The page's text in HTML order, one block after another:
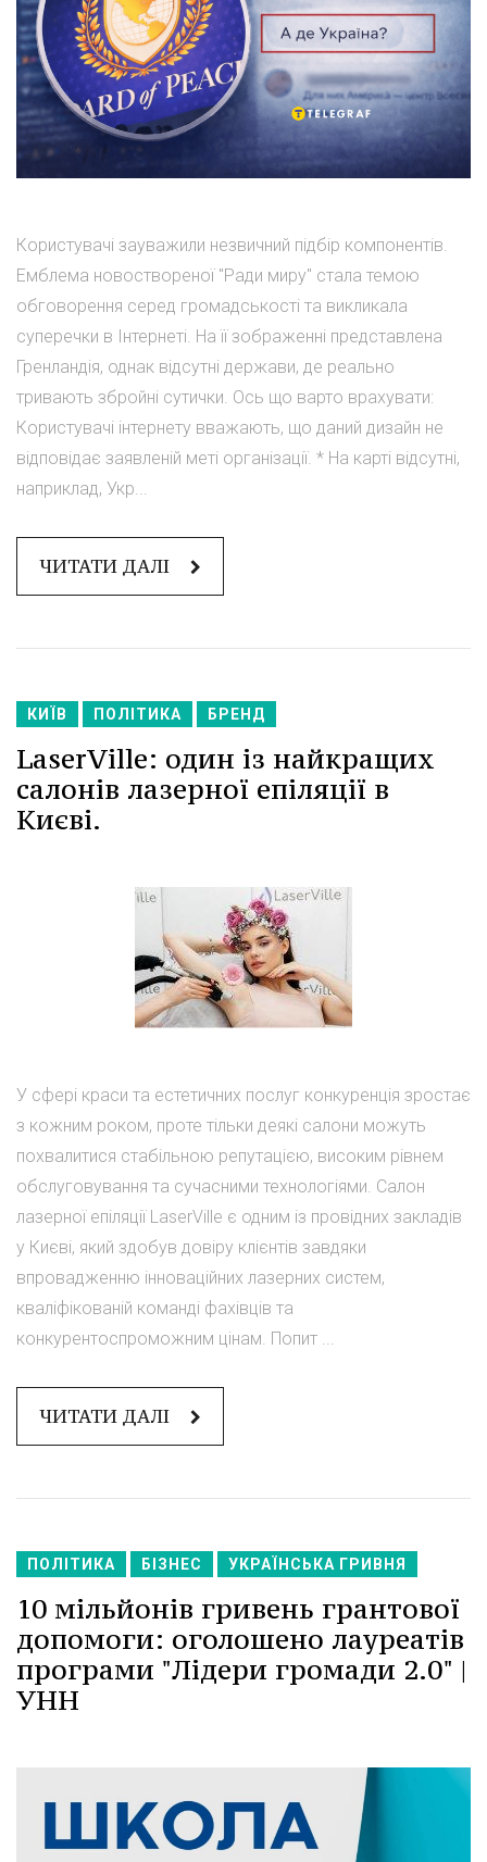
Користувачі зауважили незвичний підбір компонентів.
Емблема новоствореної "Ради миру" стала темою
обговорення серед громадськості та викликала
суперечки в Інтернеті. На її зображенні представлена
Гренландія, однак відсутні держави, де реально
тривають збройні сутички. Ось що варто врахувати:
Користувачі інтернету вважають, що даний дизайн не
відповідає заявленій меті організації. * На карті відсутні,
наприклад, Укр...
ЧИТАТИ ДАЛІ
КИЇВ ПОЛІТИКА БРЕНД
LaserVille: один із найкращих
салонів лазерної епіляції в
Києві.
У сфері краси та естетичних послуг конкуренція зростає
з кожним роком, проте тільки деякі салони можуть
похвалитися стабільною репутацією, високим рівнем
обслуговування та сучасними технологіями. Салон
лазерної епіляції LaserVille є одним із провідних закладів
у Києві, який здобув довіру клієнтів завдяки
впровадженню інноваційних лазерних систем,
кваліфікованій команді фахівців та
конкурентоспроможним цінам. Попит ...
ЧИТАТИ ДАЛІ
ПОЛІТИКА БІЗНЕС УКРАЇНСЬКА ГРИВНЯ
10 мільйонів гривень грантової
допомоги: оголошено лауреатів
програми "Лідери громади 2.0" |
УНН